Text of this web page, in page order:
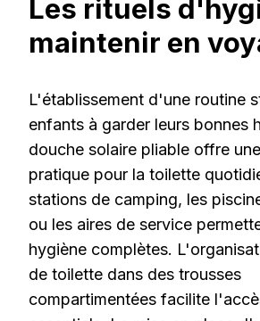
Les rituels
maintenir en
L'établissement d'une routine
enfants à garder leurs bonnes
douche solaire pliable offre
pratique pour la toilette
stations de camping, les
ou les aires de service
hygiène complètes.
de toilette dans des trousses
compartimentées facilite